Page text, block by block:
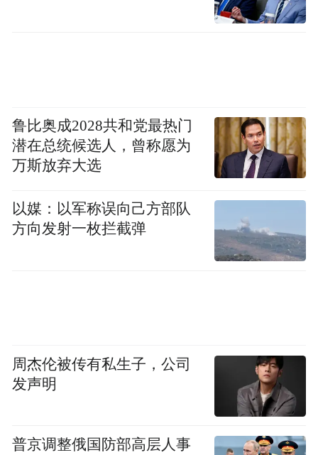
鲁比奥成2028共和党最热门
潜在总统候选人，曾称愿为
万斯放弃大选
以媒：以军称误向己方部队
方向发射一枚拦截弹
周杰伦被传有私生子，公司
发声明
普京调整俄国防部高层人事